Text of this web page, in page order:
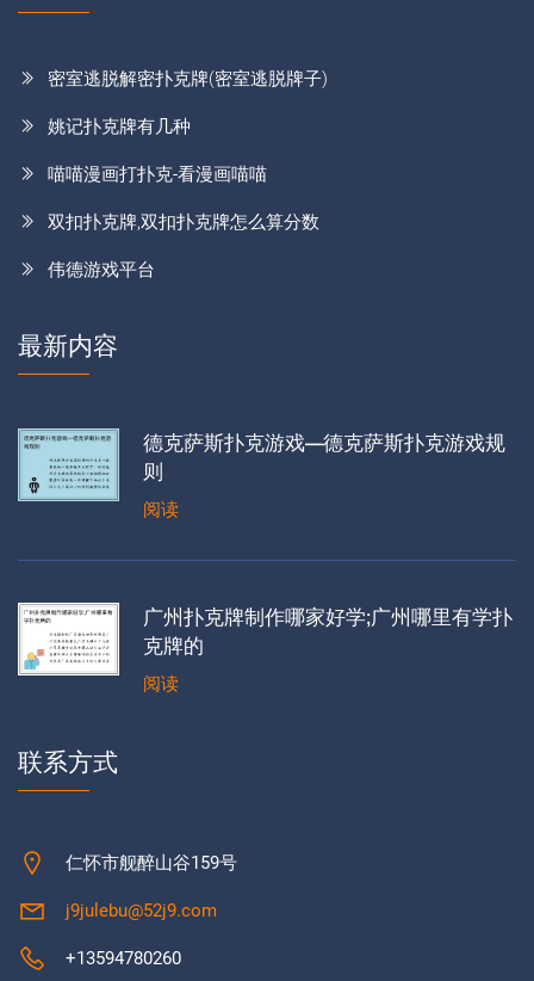
密室逃脱解密扑克牌(密室逃脱牌子)
姚记扑克牌有几种
喵喵漫画打扑克-看漫画喵喵
双扣扑克牌,双扣扑克牌怎么算分数
伟德游戏平台
最新内容
德克萨斯扑克游戏—德克萨斯扑克游戏规
则
阅读
广州扑克牌制作哪家好学;广州哪里有学扑
克牌的
阅读
联系方式
仁怀市舰醉山谷159号
j9julebu@52j9.com
+13594780260